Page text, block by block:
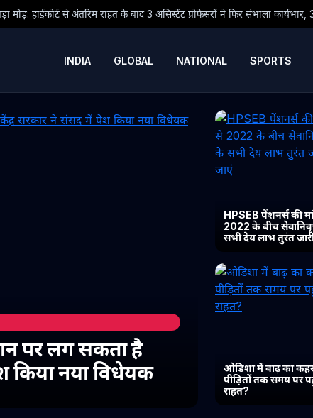
बाद 3 असिस्टेंट प्रोफेसरों ने फिर संभाला कार्यभार, 3 अगस्त को होगी अगली सुनवाई
INDIA GLOBAL NATIONAL SPORTS
पर लग सकता है
किया नया विधेयक
HPSEB पेंशनर्स की
2022 के बीच
सभी देय लाभ तुरंत
ओडिशा में बाढ़ का
पीड़ितों तक समय पर
राहत?